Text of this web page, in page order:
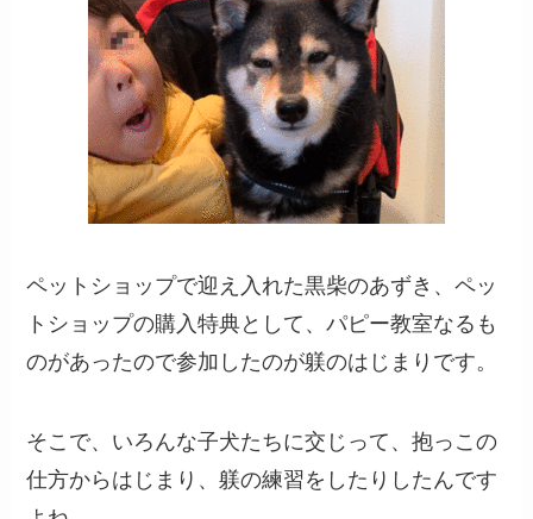
ペットショップで迎え入れた黒柴のあずき、ペッ
トショップの購入特典として、パピー教室なるも
のがあったので参加したのが躾のはじまりです。
そこで、いろんな子犬たちに交じって、抱っこの
仕方からはじまり、躾の練習をしたりしたんです